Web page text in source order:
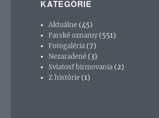
KATEGÓRIE
Aktuálne (45)
Farské oznamy(551)
Fotogaléria (7)
Nezaradené (3)
Sviatosť birmovania (2)
Z histórie (1)